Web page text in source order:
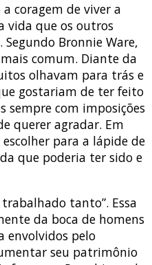
coragem de viver a
vida que os outros
Segundo Bronnie Ware,
comum. Diante da
olhavam para trás e
gostariam de ter feito
sempre com imposições
querer agradar. Em
para a lápide de
que poderia ter sido e
tanto”. Essa
da boca de homens
envolvidos pelo
seu patrimônio